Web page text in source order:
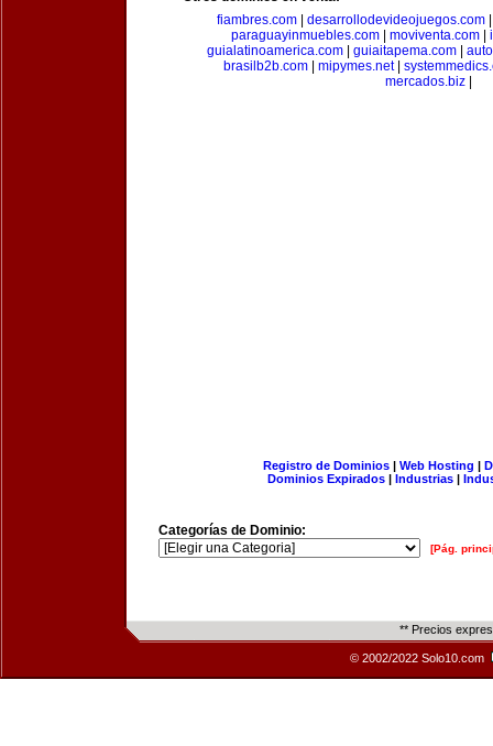
fiambres.com| desarrollodevideojuegos.com
paraguayinmuebles.com| moviventa.com|
guialatinoamerica.com
guiaitapema.com
brasilb2b.com
mipymes.net|
mercados.biz|
Registro de Dominios| Web Hosting |
Dominios Expirados | Industrias |
Categorías de Dominio:
[Pág.
** Precios
© 2002/2022 Solo10.com